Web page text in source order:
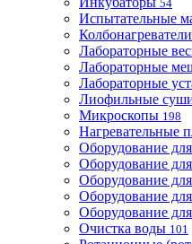
54
Испытательные
Колбонагреватели
Лабораторные
Лабораторные
Лабораторные
Лиофильные
Микроскопы 198
Нагревательные
Оборудование
Оборудование
Оборудование
Оборудование для
Оборудование
Очистка воды 101